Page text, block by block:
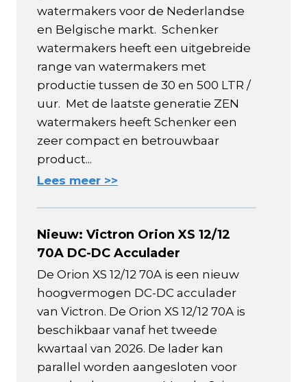
watermakers voor de Nederlandse
en Belgische markt. Schenker
watermakers heeft een uitgebreide
range van watermakers met
productie tussen de 30 en 500 LTR /
uur. Met de laatste generatie ZEN
watermakers heeft Schenker een
zeer compact en betrouwbaar
product...
Lees meer >>
Nieuw: Victron Orion XS 12/12
70A DC-DC Acculader
De Orion XS 12/12 70A is een nieuw
hoogvermogen DC-DC acculader
van Victron. De Orion XS 12/12 70A is
beschikbaar vanaf het tweede
kwartaal van 2026. De lader kan
parallel worden aangesloten voor